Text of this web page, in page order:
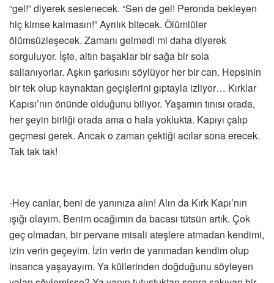
“gel!” diyerek seslenecek. “Sen de gel! Peronda bekleyen
hiç kimse kalmasın!” Ayrılık bitecek. Ölümlüler
ölümsüzleşecek. Zamanı gelmedi mi daha diyerek
sorguluyor. İşte, altın başaklar bir sağa bir sola
sallanıyorlar. Aşkın şarkısını söylüyor her bir can. Hepsinin
bir tek olup kaynaktan geçişlerini gıptayla izliyor… Kırklar
Kapısı’nın önünde olduğunu biliyor. Yaşamın tınısı orada,
her şeyin birliği orada ama o hala yoklukta. Kapıyı çalıp
geçmesi gerek. Ancak o zaman çektiği acılar sona erecek.
Tak tak tak!
-Hey canlar, beni de yanınıza alın! Alın da Kırk Kapı’nın
ışığı olayım. Benim ocağımın da bacası tütsün artık. Çok
geç olmadan, bir pervane misali ateşlere atmadan kendimi,
izin verin geçeyim. İzin verin de yanmadan kendim olup
insanca yaşayayım. Ya küllerinden doğduğunu söyleyen